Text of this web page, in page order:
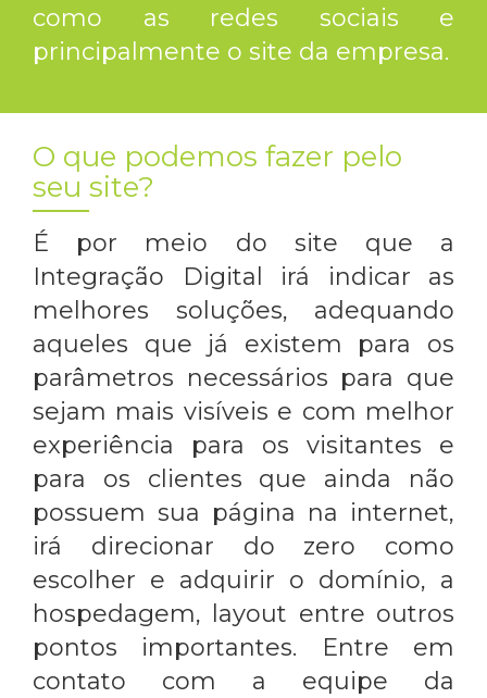
como as redes sociais e
principalmente o site da empresa.
O que podemos fazer pelo
seu site?
É por meio do site que a
Integração Digital irá indicar as
melhores soluções, adequando
aqueles que já existem para os
parâmetros necessários para que
sejam mais visíveis e com melhor
experiência para os visitantes e
para os clientes que ainda não
possuem sua página na internet,
irá direcionar do zero como
escolher e adquirir o domínio, a
hospedagem, layout entre outros
pontos importantes. Entre em
contato com a equipe da